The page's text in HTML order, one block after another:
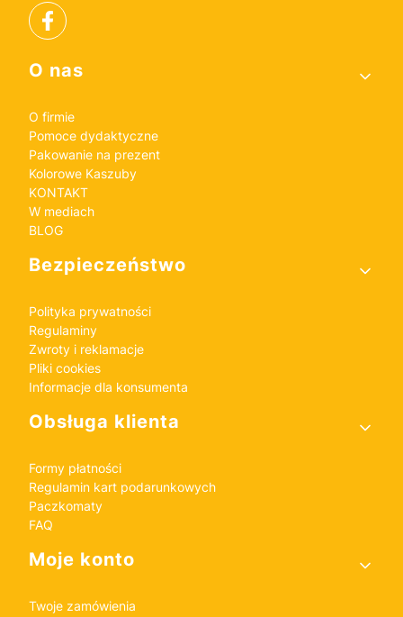
Linki w stopce
O nas
O firmie
Pomoce dydaktyczne
Pakowanie na prezent
Kolorowe Kaszuby
KONTAKT
W mediach
BLOG
Bezpieczeństwo
Polityka prywatności
Regulaminy
Zwroty i reklamacje
Pliki cookies
Informacje dla konsumenta
Obsługa klienta
Formy płatności
Regulamin kart podarunkowych
Paczkomaty
FAQ
Moje konto
Twoje zamówienia